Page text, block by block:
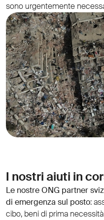
sono urgentemente
I nostri aiuti in
Le nostre ONG partner
di emergenza sul posto:
cibo, beni di prima